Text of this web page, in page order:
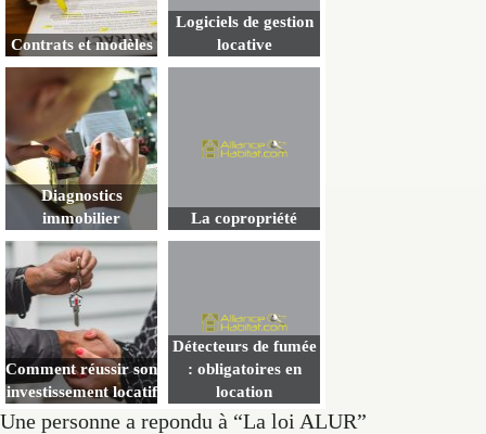
Contrats et modèles
Logiciels de gestion
locative
Diagnostics
immobilier
La copropriété
Comment réussir son
investissement locatif
Détecteurs de fumée
: obligatoires en
location
Une personne a repondu à “La loi ALUR”